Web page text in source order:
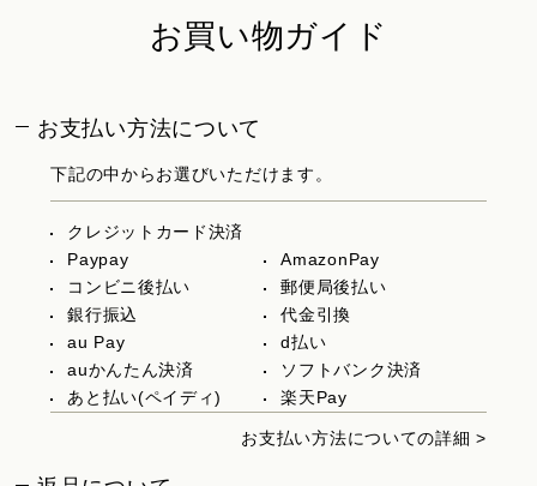
お買い物ガイド
お支払い方法について
下記の中からお選びいただけます。
クレジットカード決済
Paypay
AmazonPay
コンビニ後払い
郵便局後払い
銀行振込
代金引換
au Pay
d払い
auかんたん決済
ソフトバンク決済
あと払い(ペイディ)
楽天Pay
お支払い方法についての詳細 >